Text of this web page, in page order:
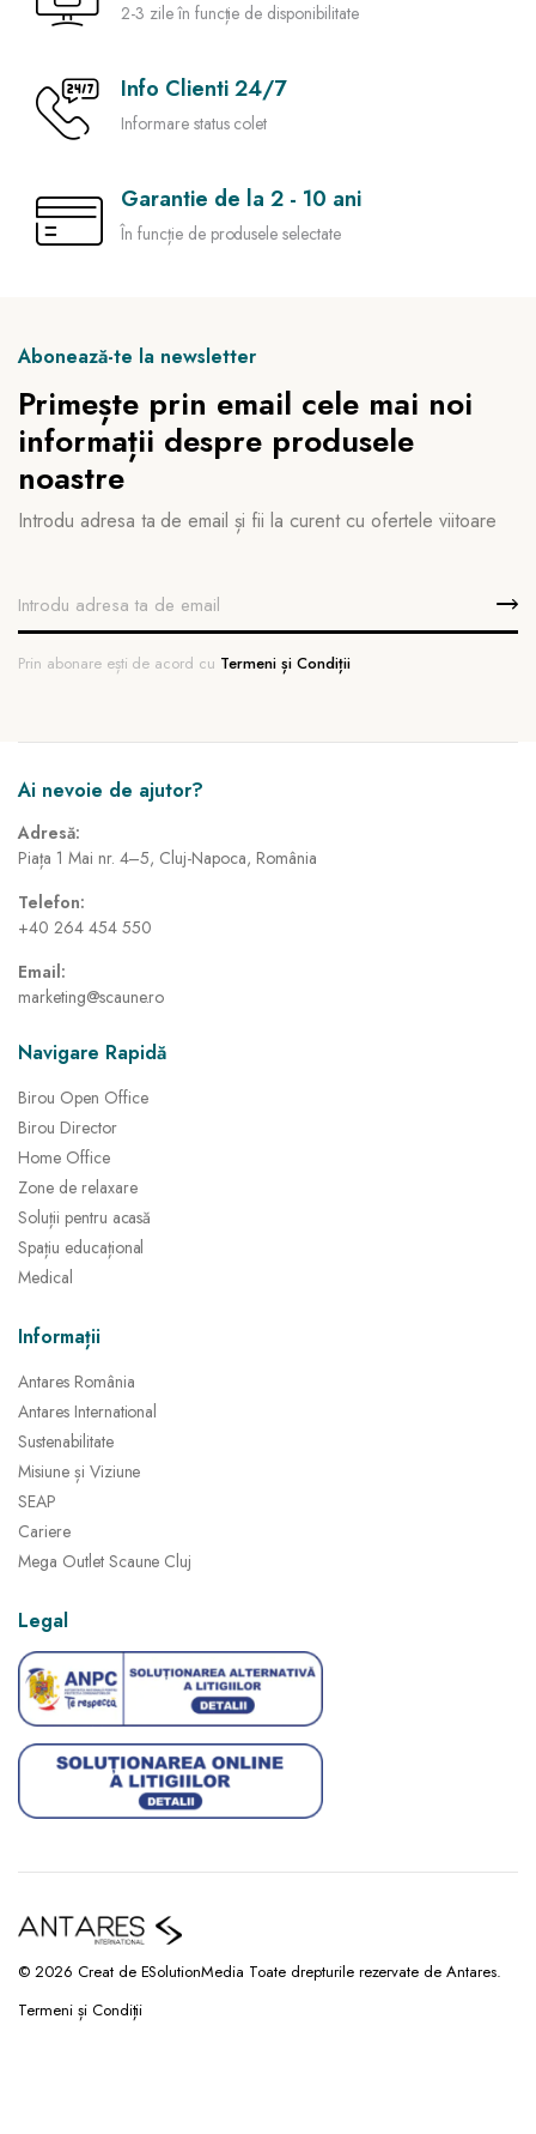
2-3 zile în funcție de disponibilitate
Info Clienti 24/7
Informare status colet
Garantie de la 2 - 10 ani
În funcție de produsele selectate
Abonează-te la newsletter
Primește prin email cele mai noi
informații despre produsele
noastre
Introdu adresa ta de email și fii la curent cu ofertele viitoare
Prin abonare ești de acord cu Termeni și Condiții
Ai nevoie de ajutor?
Adresă:
Piața 1 Mai nr. 4–5, Cluj-Napoca, România
Telefon:
+40 264 454 550
Email:
marketing@scaune.ro
Navigare Rapidă
Birou Open Office
Birou Director
Home Office
Zone de relaxare
Soluții pentru acasă
Spațiu educațional
Medical
Informații
Antares România
Antares International
Sustenabilitate
Misiune și Viziune
SEAP
Cariere
Mega Outlet Scaune Cluj
Legal
© 2026 Creat de ESolutionMedia Toate drepturile rezervate de Antares.
Termeni și Condiții